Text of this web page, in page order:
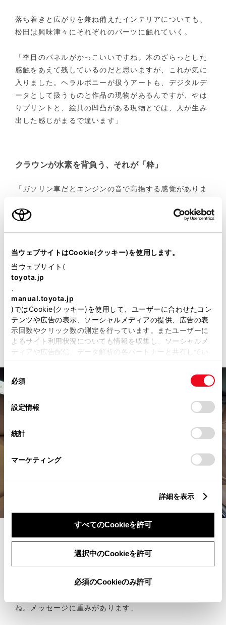
当ウェブサイトはCookie(クッキー)を使用します。
当ウェブサイト(
toyota.jp
manual.toyota.jp
)ではCookie(クッキー)を使用して、ユーザーに合わせたコン
テンツや広告の表示、ソーシャルメディアの提供、広告の表
示回数やクリック数の測定を行っています。またユーザーに
よるサイト利用状況についても情報を収集し、ソーシャルメ
ディアや広告配信、データ解析の各パートナーと共有してい
ます。各パートナーは、ここで収集された情報とユーザーが
各パートナーに提供した他の情報、ユーザーが各パートナー
のサービスを使用したときに収集した他の情報を組み合わせ
るとCookie(クッキー)に同意したこととなります。
「すべてのCookieを許可」をクリックすることで、お客様の
デバイスにすべてのCookie(クッキー)が保存されることに同
設定の変更、同意を撤回したりするにあたっては、当社の「
」をご覧ください。
意
の
必須
設定情報
統計
マーケティング
詳細を表示
すべてのCookieを許可
選択中のCookieを許可
必須のCookieのみ許可
落ち着きと広がりを兼ね備えたインテリアについても、
松田は興味津々にそれぞれのパーツに触れていく。
「杢目のパネルがかっこいいですね。木のざらっとした
感触をあえて残しているのだと思いますが、これが気に
入りました。ヘラルボニーが扱うアートも、デジタルデ
ータとして扱うものと作品の現物があるんですが、やは
りプリントと、絵具の凹凸がある現物とでは、人が生み
出した感じがまるで違います」
クラウンが水素を背負う、それが「粋」
「ガソリン車だとエンジンの音で高揚する感覚がありま
きれいにした空気の量を見られるFCEVのクラウンだ
と思いました」
空気を取り込み、水素と酸素を反応させて発電した電気
されるので、排出される空気もクリーンになる。走る空
気清浄機という側面も持ち合わせているわけだ。そんな
クラウンに乗る気持ちを「乗れば乗るほど良いことをし
ていると感じられる」と松田は表現した。
「FCEVは、その価値を知ってもらうことから始めない
といけませんよね。ヘラルボニーも新しい価値を社会に
70年も大事にしてきたクラウンというブランドに、
ね。メッセージに重みがあります」